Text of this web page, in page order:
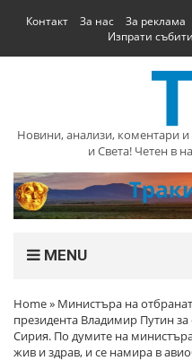
Контакт За нас За реклама
Изпрати
Новини, анализи, коментари
и Света! Четен в
MENU
Home» Министъра на
президента Владимир Путин за
Сирия. По думите на
жив и здрав, и се намира в